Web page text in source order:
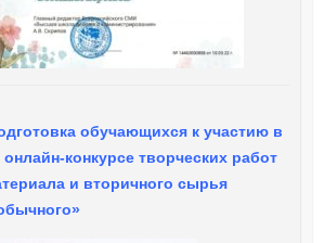
обучающихся к участию в
конкурсе творческих работ
и вторичного сырья